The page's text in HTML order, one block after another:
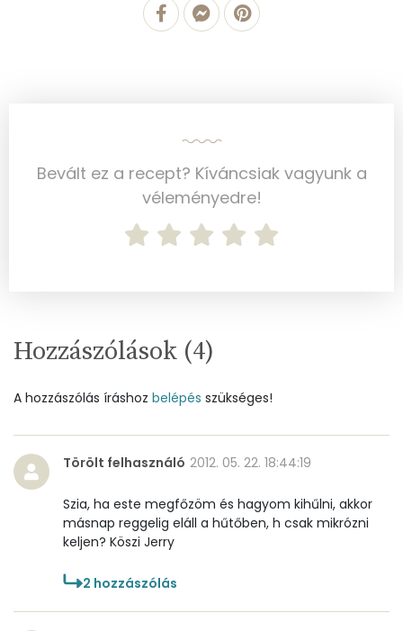
Többszörösen telítetlen zsírsav
Magnézium
Foszfor
Nátrium
129 mg
Mangán
2 mg
Szénhidrát
Összesen 57.5 g
Bevált ez a recept? Kíváncsiak vagyunk a
véleményedre!
Hozzászólások (4)
A hozzászólás íráshoz belépés szükséges!
Törölt felhasználó 2012. 05. 22. 18:44:19
Szia, ha este megfőzöm és hagyom kihűlni, akkor
másnap reggelig eláll a hűtőben, h csak mikrózni
keljen? Köszi Jerry
2 hozzászólás